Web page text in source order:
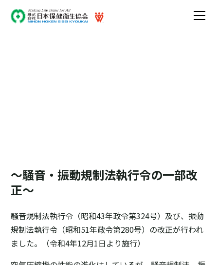
～騒音・振動規制法執行令の一部改
正～
騒音規制法執行令（昭和43年政令第324号）及び、振動
規制法執行令（昭和51年政令第280号）の改正が行われ
ました。（令和4年12月1日より施行）